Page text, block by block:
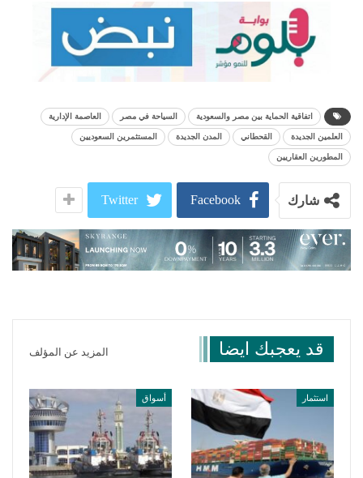
اتفاقية الحماية بين مصر والسعودية السياحة في مصر العاصمة الإدارية
العلمين الجديدة القحطاني المدن الجديدة المستثمرين السعوديين
المطورين العقاريين
شارك Facebook
Twitter
قد يعجبك ايضا المزيد عن المؤلف
استثمار أسواق